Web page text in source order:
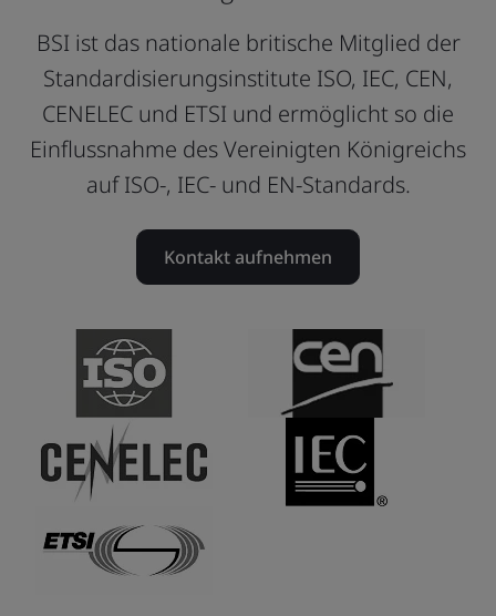
BSI ist das nationale britische Mitglied der
Standardisierungsinstitute ISO, IEC, CEN,
CENELEC und ETSI und ermöglicht so die
Einflussnahme des Vereinigten Königreichs
auf ISO-, IEC- und EN-Standards.
Kontakt aufnehmen